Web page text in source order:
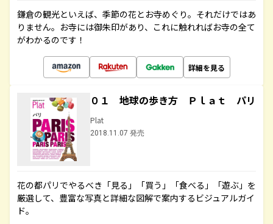
鎌倉の観光といえば、季節の花とお寺めぐり。それだけではあ
りません。お寺には御朱印があり、これに触れればお寺の全て
がわかるのです！
詳細を見る
０１ 地球の歩き方 Ｐｌａｔ パリ
Plat
2018.11.07 発売
花の都パリでやるべき「見る」「買う」「食べる」「遊ぶ」を
厳選して、豊富な写真と詳細な図解で案内するビジュアルガイ
ド。